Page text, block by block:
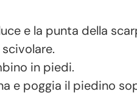
e la punta della
in piedi.
e poggia il piedino